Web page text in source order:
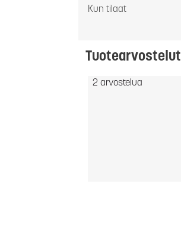
Kun tilaat
Tuotearvostelut
2 arvostelua